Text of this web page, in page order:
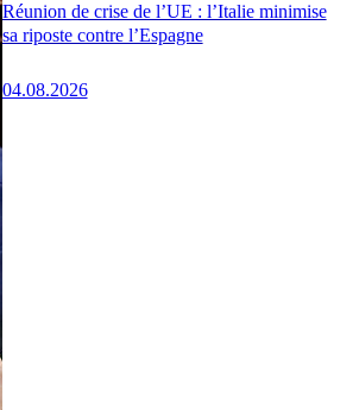
Réunion de crise de l’UE : l’Italie minimise
sa riposte contre l’Espagne
04.08.2026